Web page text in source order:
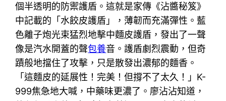
個半透明的防禦護盾。這就是家傳《沾醬秘笈》
中記載的「水餃皮護盾」，薄韌而充滿彈性。藍
色離子炮光束猛烈地擊中麵皮護盾，發出了一聲
像是汽水開蓋的聲包養音。護盾劇烈震動，但奇
蹟般地擋住了攻擊，只是散發出濃郁的麵香。
「這麵皮的延展性！完美！但撐不了太久！」K-
999焦急地大喊，中藥味更濃了。廖沾沾知道，